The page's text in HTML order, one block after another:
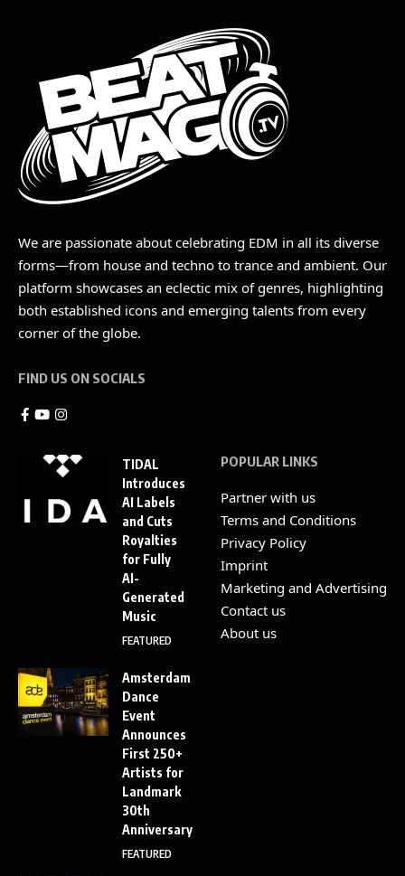
We are passionate about celebrating EDM in all its diverse
forms—from house and techno to trance and ambient. Our
platform showcases an eclectic mix of genres, highlighting
both established icons and emerging talents from every
corner of the globe.
FIND US ON SOCIALS
TIDAL
Introduces
AI Labels
and Cuts
Royalties
for Fully
AI-
Generated
Music
FEATURED
Amsterdam
Dance
Event
Announces
First 250+
Artists for
Landmark
30th
Anniversary
FEATURED
POPULAR LINKS
Partner with us
Terms and Conditions
Privacy Policy
Imprint
Marketing and Advertising
Contact us
About us